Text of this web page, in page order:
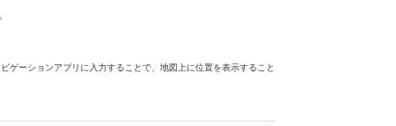
ーションアプリに入力することで、地図上に位置を表示すること